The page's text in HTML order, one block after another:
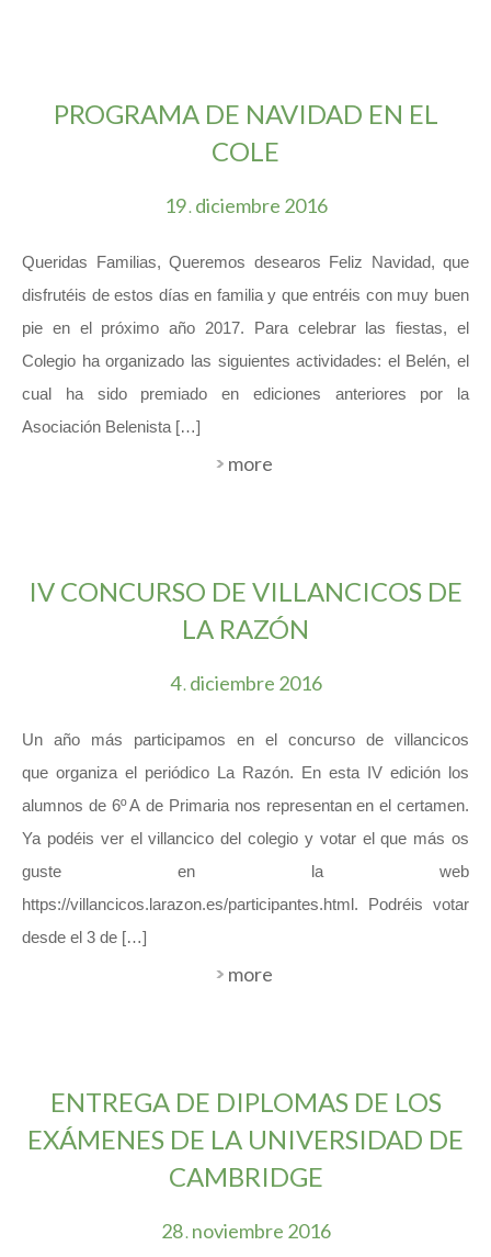
PROGRAMA DE NAVIDAD EN EL
COLE
19. diciembre 2016
Queridas Familias, Queremos desearos Feliz Navidad, que
disfrutéis de estos días en familia y que entréis con muy buen
pie en el próximo año 2017. Para celebrar las fiestas, el
Colegio ha organizado las siguientes actividades: el Belén, el
cual ha sido premiado en ediciones anteriores por la
Asociación Belenista […]
more
IV CONCURSO DE VILLANCICOS DE
LA RAZÓN
4. diciembre 2016
Un año más participamos en el concurso de villancicos
que organiza el periódico La Razón. En esta IV edición los
alumnos de 6º A de Primaria nos representan en el certamen.
Ya podéis ver el villancico del colegio y votar el que más os
guste en la web
https://villancicos.larazon.es/participantes.html. Podréis votar
desde el 3 de […]
more
ENTREGA DE DIPLOMAS DE LOS
EXÁMENES DE LA UNIVERSIDAD DE
CAMBRIDGE
28. noviembre 2016